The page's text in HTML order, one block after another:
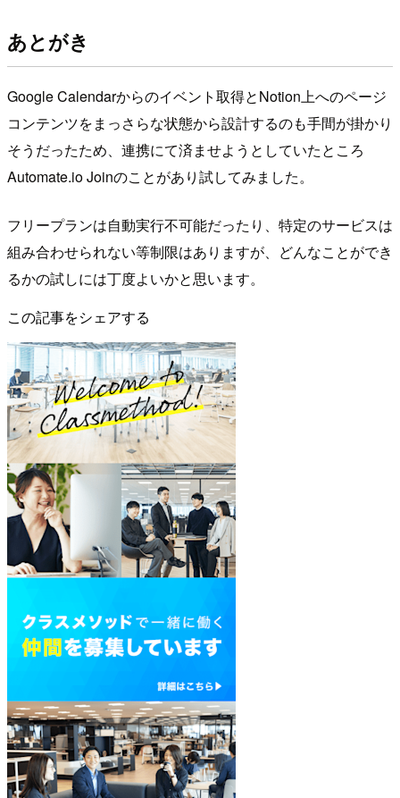
あとがき
Google Calendarからのイベント取得とNotion上へのページ
コンテンツをまっさらな状態から設計するのも手間が掛かり
そうだったため、連携にて済ませようとしていたところ
Automate.io Joinのことがあり試してみました。
フリープランは自動実行不可能だったり、特定のサービスは
組み合わせられない等制限はありますが、どんなことができ
るかの試しには丁度よいかと思います。
この記事をシェアする